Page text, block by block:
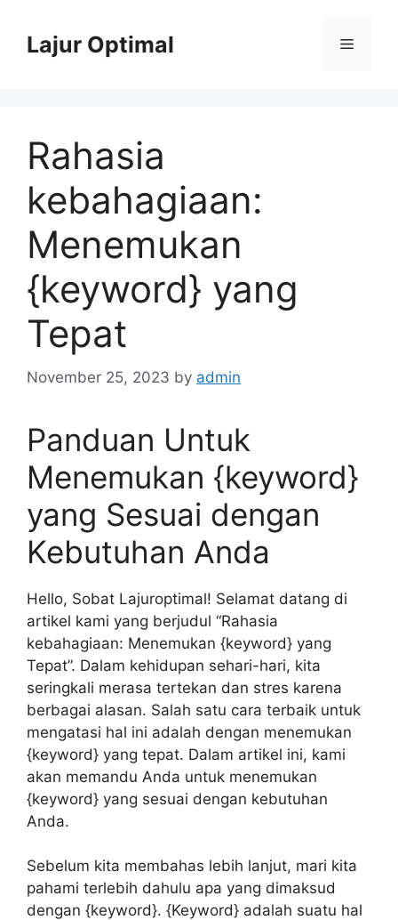
contentLajur Optimal Menu
Rahasia
kebahagiaan:
Menemukan
{keyword} yang
Tepat
November 25, 2023 by admin
Panduan Untuk
Menemukan {keyword}
yang Sesuai dengan
Kebutuhan Anda
Hello, Sobat Lajuroptimal! Selamat datang di
artikel kami yang berjudul “Rahasia
kebahagiaan: Menemukan {keyword} yang
Tepat”. Dalam kehidupan sehari-hari, kita
seringkali merasa tertekan dan stres karena
berbagai alasan. Salah satu cara terbaik untuk
mengatasi hal ini adalah dengan menemukan
{keyword} yang tepat. Dalam artikel ini, kami
akan memandu Anda untuk menemukan
{keyword} yang sesuai dengan kebutuhan
Anda.
Sebelum kita membahas lebih lanjut, mari kita
pahami terlebih dahulu apa yang dimaksud
dengan {keyword}. {Keyword} adalah suatu hal